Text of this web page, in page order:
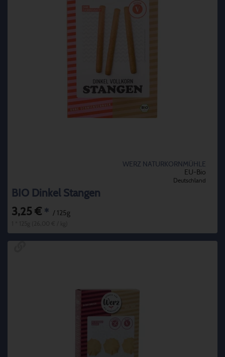
WERZ NATURKORNMÜHLE
EU-Bio
Deutschland
BIO Dinkel Stangen
3,25 € * / 125g